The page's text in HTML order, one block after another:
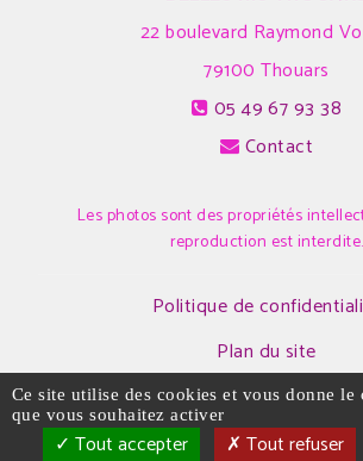
22 boulevard Raymond
79100 Thouars
05 49 67 93 38
Contact
Les photos sont des propriétés
reproduction est interdite.
Politique de
Plan du site
Mentions légales
Ce site utilise des cookies et vous donne le
que vous souhaitez activer
Tout accepter Tout refuser